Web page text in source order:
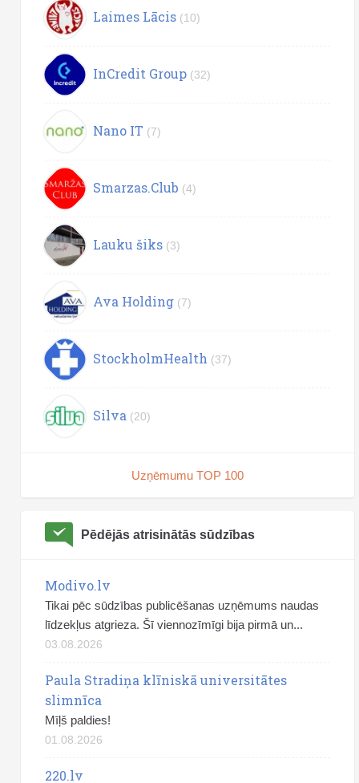
Laimes Lācis (10)
InCredit Group (32)
Nano IT (7)
Smarzas.Club (4)
Lauku šiks (3)
Ava Holding (7)
StockholmHealth (37)
Silva (20)
Uzņēmumu TOP 100
Pēdējās atrisinātās sūdzības
Modivo.lv
Tikai pēc sūdzības publicēšanas uzņēmums naudas
līdzekļus atgrieza. Šī viennozīmīgi bija pirmā un...
03.08.2026
Paula Stradiņa klīniskā universitātes
slimnīca
Mīļš paldies!
01.08.2026
220.lv